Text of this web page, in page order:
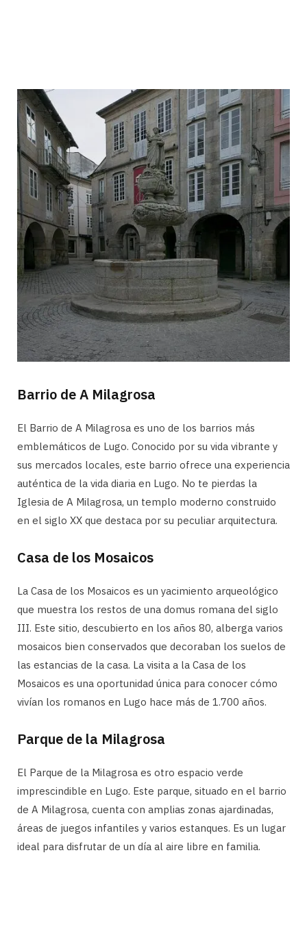
Barrio de A Milagrosa
El Barrio de A Milagrosa es uno de los barrios más
emblemáticos de Lugo. Conocido por su vida vibrante y
sus mercados locales, este barrio ofrece una experiencia
auténtica de la vida diaria en Lugo. No te pierdas la
Iglesia de A Milagrosa, un templo moderno construido
en el siglo XX que destaca por su peculiar arquitectura.
Casa de los Mosaicos
La Casa de los Mosaicos es un yacimiento arqueológico
que muestra los restos de una domus romana del siglo
III. Este sitio, descubierto en los años 80, alberga varios
mosaicos bien conservados que decoraban los suelos de
las estancias de la casa. La visita a la Casa de los
Mosaicos es una oportunidad única para conocer cómo
vivían los romanos en Lugo hace más de 1.700 años.
Parque de la Milagrosa
El Parque de la Milagrosa es otro espacio verde
imprescindible en Lugo. Este parque, situado en el barrio
de A Milagrosa, cuenta con amplias zonas ajardinadas,
áreas de juegos infantiles y varios estanques. Es un lugar
ideal para disfrutar de un día al aire libre en familia.